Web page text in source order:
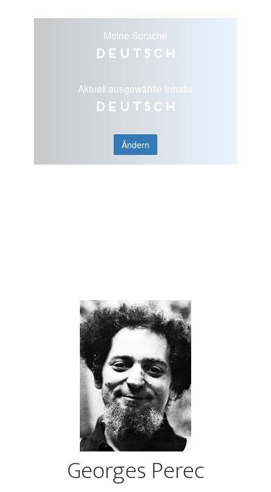
Meine Sprache
Deutsch
Aktuell ausgewählte Inhalte
Deutsch
Ändern
Georges Perec